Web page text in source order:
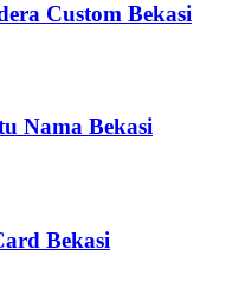
Custom Bekasi
Nama Bekasi
Bekasi